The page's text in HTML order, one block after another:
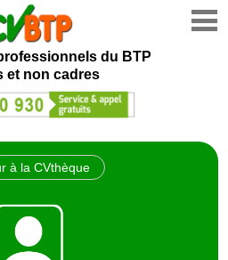
du BTP
et non cadres
à la CVthèque